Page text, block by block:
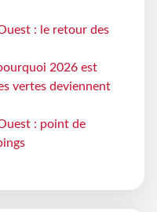
: le retour des
2026 est
vertes deviennent
: point de